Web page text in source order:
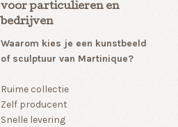
voor particulieren en
bedrijven
Waarom kies je een kunstbeeld
of sculptuur van Martinique?
Ruime collectie
Zelf producent
Snelle levering